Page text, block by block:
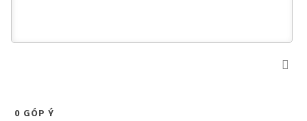
0 GÓP Ý